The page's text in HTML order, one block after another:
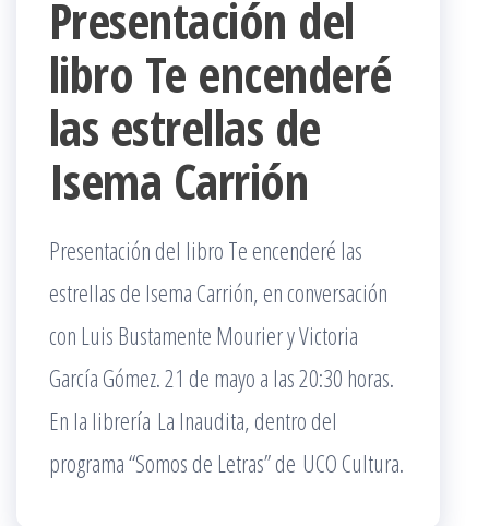
Presentación del
libro Te encenderé
las estrellas de
Isema Carrión
Presentación del libro Te encenderé las
estrellas de Isema Carrión, en conversación
con Luis Bustamente Mourier y Victoria
García Gómez. 21 de mayo a las 20:30 horas.
En la librería La Inaudita, dentro del
programa “Somos de Letras” de UCO Cultura.